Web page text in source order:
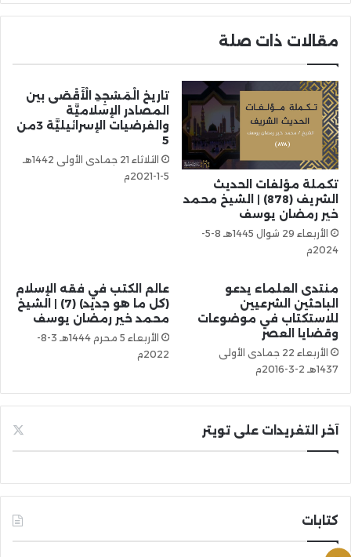
مقالات ذات صلة
تكملة مؤلفات الحديث
الشريف (878) | الشيخ محمد
خير رمضان يوسف
الأربعاء 29 شوال 1445هـ 8-5-
2024م
تاريخ الْمَسْجِدِ الْأَقْصَى بين
المصادر الإسلاميَّة
والفرضيات الإسرائيليَّة 3من
5
الثلاثاء 21 جمادى الأولى 1442هـ
5-1-2021م
منتدى العلماء يدعو
الباحثين الشرعيين
للاستكتاب في موضوعات
وقضايا العصر
الأربعاء 22 جمادى الأولى
1437هـ 2-3-2016م
عالم الكتب في فقه الإسلام
(كل ما هو جديد) (7) | الشيخ
محمد خير رمضان يوسف
الأربعاء 5 محرم 1444هـ 3-8-
2022م
آخر التغريدات على تويتر
كتابات